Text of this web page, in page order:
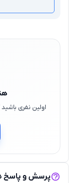
اولین نفری
پرسش و پاسخ